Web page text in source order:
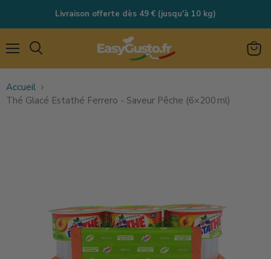
Livraison offerte dès 49 € (jusqu'à 10 kg)
Accueil
Thé Glacé Estathé Ferrero ‑ Saveur Pêche (6×200 ml)